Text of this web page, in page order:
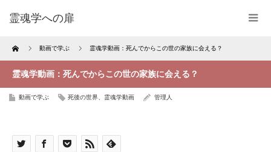
霊魂学への扉
Home 動画で学ぶ 霊魂学動画：死んでからこの世の家族に会える？
霊魂学動画：死んでからこの世の家族に会える？
動画で学ぶ 死後の世界、霊魂学動画 管理人